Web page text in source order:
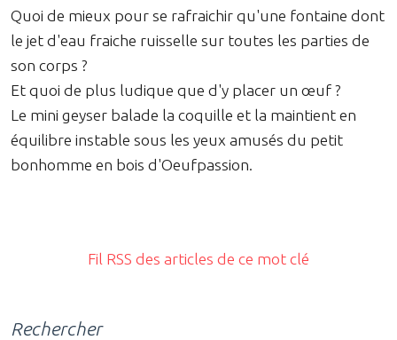
Quoi de mieux pour se rafraichir qu'une fontaine dont
le jet d'eau fraiche ruisselle sur toutes les parties de
son corps ?
Et quoi de plus ludique que d'y placer un œuf ?
Le mini geyser balade la coquille et la maintient en
équilibre instable sous les yeux amusés du petit
bonhomme en bois d'Oeufpassion.
Fil RSS des articles de ce mot clé
Rechercher